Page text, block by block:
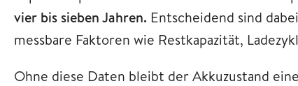
vier bis sieben Jahren. Entscheidend sind
messbare Faktoren wie Restkapazität,
Ohne diese Daten bleibt der Akkuzustand